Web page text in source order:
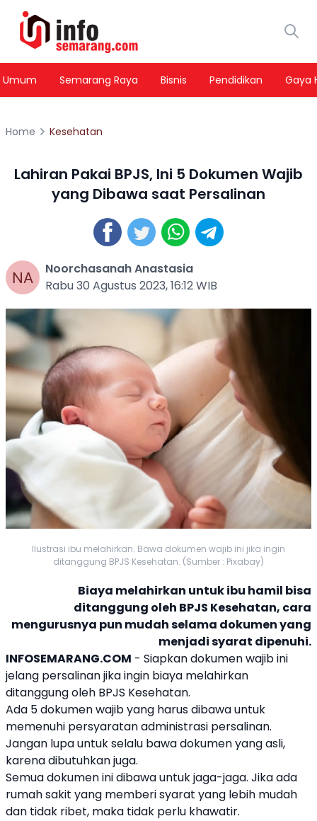
Umum Semarang Raya Bisnis Pendidikan Gaya
Home Kesehatan
Lahiran Pakai BPJS, Ini 5 Dokumen Wajib
yang Dibawa saat Persalinan
Noorchasanah Anastasia
Rabu 30 Agustus 2023, 16:12 WIB
Ilustrasi ibu melahirkan. Bawa dokumen wajib ini jika ingin
ditanggung BPJS Kesehatan. (Sumber : Pixabay)
Biaya melahirkan untuk ibu hamil bisa
ditanggung oleh BPJS Kesehatan, cara
mengurusnya pun mudah selama dokumen yang
menjadi syarat dipenuhi.
INFOSEMARANG.COM - Siapkan dokumen wajib ini
jelang persalinan jika ingin biaya melahirkan
ditanggung oleh BPJS Kesehatan.
Ada 5 dokumen wajib yang harus dibawa untuk
memenuhi persyaratan administrasi persalinan.
Jangan lupa untuk selalu bawa dokumen yang asli,
karena dibutuhkan juga.
Semua dokumen ini dibawa untuk jaga-jaga. Jika ada
rumah sakit yang memberi syarat yang lebih mudah
dan tidak ribet, maka tidak perlu khawatir.